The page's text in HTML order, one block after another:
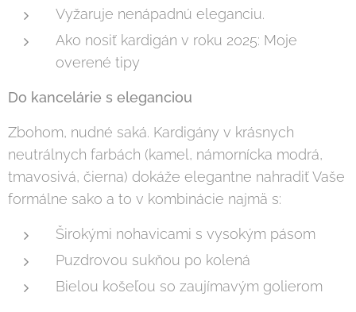
Vyžaruje nenápadnú eleganciu.
Ako nosiť kardigán v roku 2025: Moje
overené tipy
Do kancelárie s eleganciou
Zbohom, nudné saká. Kardigány v krásnych
neutrálnych farbách (kamel, námornícka modrá,
tmavosivá, čierna) dokáže elegantne nahradiť Vaše
formálne sako a to v kombinácie najmä s:
Širokými nohavicami s vysokým pásom
Puzdrovou sukňou po kolená
Bielou košeľou so zaujímavým golierom